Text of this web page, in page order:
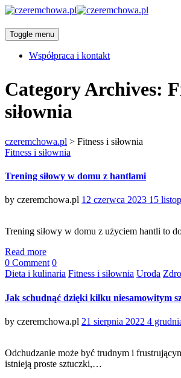
Toggle menu
Współpraca i kontakt
Category Archives:
siłownia
czeremchowa.pl > Fitness i siłownia
Categories
Fitness i siłownia
Trening siłowy w domu z hantlami
by czeremchowa.pl Posted
12 czerwca 2023 15
Trening siłowy w domu z użyciem hantli to
Read more
0 Comment 0
Categories
Dieta i kulinaria Fitness i siłownia Uroda
Jak schudnąć dzięki kilku niesamowitym
by czeremchowa.pl Posted
21 sierpnia 2022 4
Odchudzanie może być trudnym i
istnieją proste sztuczki,…